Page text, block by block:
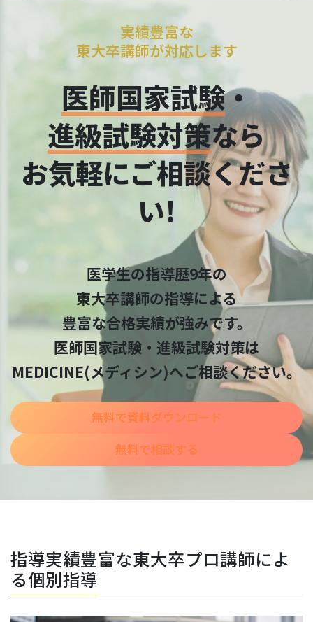
実績豊富な
東大卒講師が対応します
医師国家試験・
進級試験対策なら
お気軽にご相談くださ
い!
医学⽣の指導歴9年の
東⼤卒講師の指導による
豊富な合格実績が強みです。
医師国家試験・進級試験対策は
MEDICINE(メディシン)へご相談ください。
無料で資料ダウンロード
無料で相談する
指導実績豊富な東大卒プロ講師によ
る個別指導